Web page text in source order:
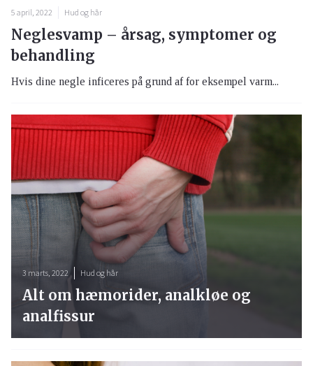
5 april, 2022 Hud og hår
Neglesvamp – årsag, symptomer og
behandling
Hvis dine negle inficeres på grund af for eksempel varm...
3 marts, 2022 Hud og hår
Alt om hæmorider, analkløe og
analfissur